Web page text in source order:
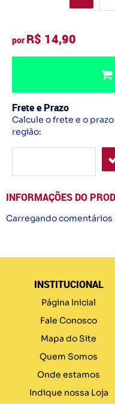
por R$ 14,90
Frete e Prazo
Calcule o frete e o
região:
INFORMAÇÕES DO
Carregando comentários
INSTITUCIONAL
Página Inicial
Fale Conosco
Mapa do Site
Quem Somos
Onde estamos
Indique nossa Loja